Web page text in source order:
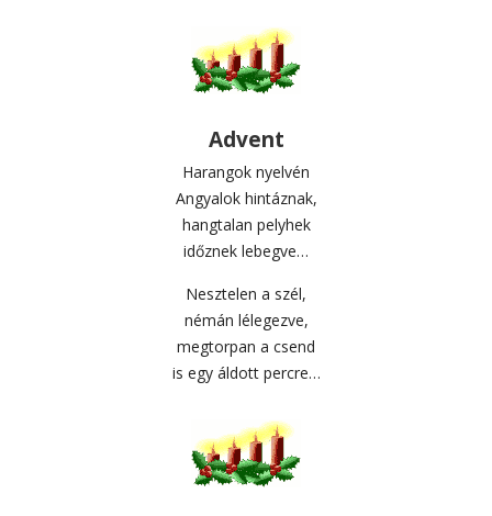
Advent
Harangok nyelvén
Angyalok hintáznak,
hangtalan pelyhek
időznek lebegve…
Nesztelen a szél,
némán lélegezve,
megtorpan a csend
is egy áldott percre…